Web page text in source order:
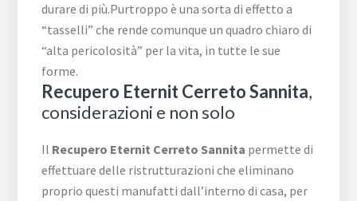
durare di più.Purtroppo è una sorta di effetto a
“tasselli” che rende comunque un quadro chiaro di
“alta pericolosità” per la vita, in tutte le sue
forme.
Recupero Eternit Cerreto Sannita,
considerazioni e non solo
Il Recupero Eternit Cerreto Sannita permette di
effettuare delle ristrutturazioni che eliminano
proprio questi manufatti dall’interno di casa, per